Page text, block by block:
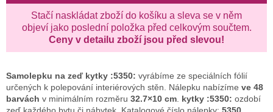
Stačí naskládat zboží do košíku a sleva se v něm
objeví jako poslední položka před celkovým součtem.
Ceny v detailu zboží jsou před slevou!
Samolepku na zeď kytky :5350: vyrábíme ze speciálních fólií
určených k polepování interiérových stěn. Nálepku nabízíme ve 48
barvách v minimálním rozměru 32.7×10 cm kytky :5350: ozdobí